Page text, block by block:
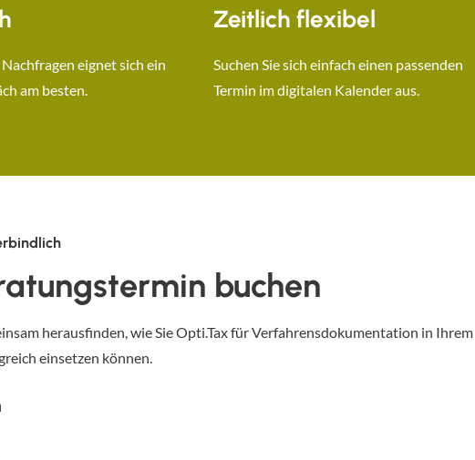
eignet sich ein
am besten.
Zeitlich flexibel
Suchen Sie sich einfach einen passenden
Termin im digitalen Kalender aus.
buchen
herausfinden, wie Sie Opti.Tax für Verfahrensdokumentation in Ihrem
einsetzen können.